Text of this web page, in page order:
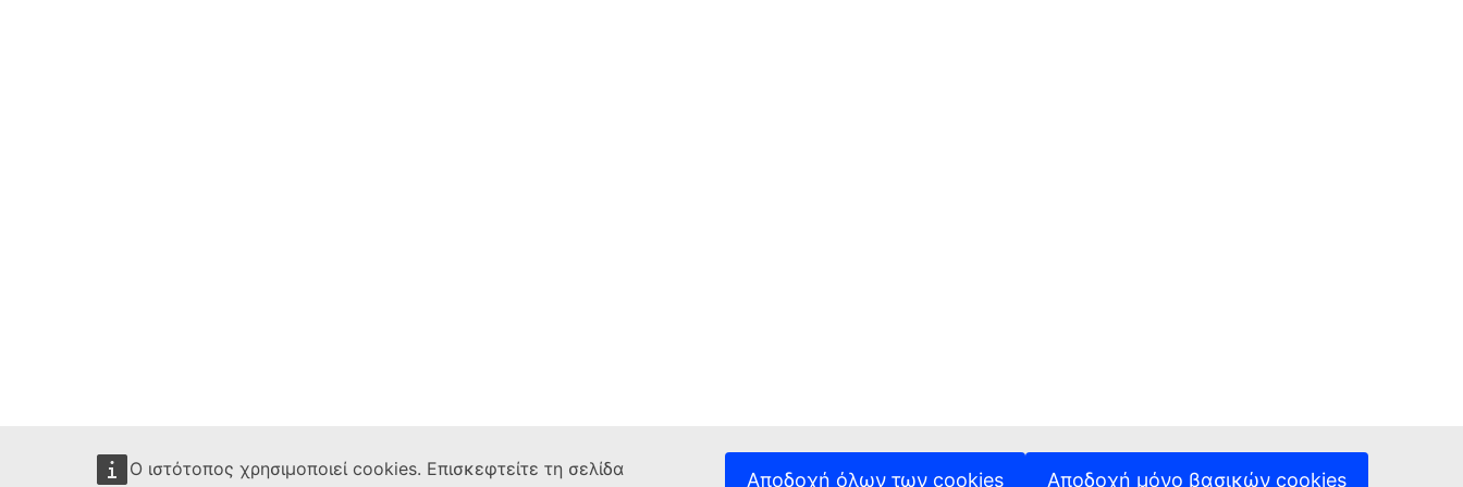
Ο ιστότοπος χρησιμοποιεί cookies. Επισκεφτείτε τη σελίδα Αποδοχή όλων των cookies Αποδοχή μόνο βασικών cookies